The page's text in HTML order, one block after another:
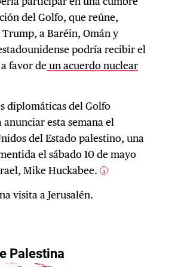
del Golfo, que reúne,
a Baréin, Omán y
podría recibir el
favor deun acuerdo nuclear
diplomáticas del Golfo
esta semana el
del Estado palestino, una
el sábado 10 de mayo
Mike Huckabee.
3
visita a Jerusalén.